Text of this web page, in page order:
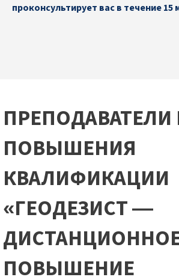
проконсультирует вас в течение 15
ПРЕПОДАВАТЕЛИ
ПОВЫШЕНИЯ
КВАЛИФИКАЦИИ
«ГЕОДЕЗИСТ —
ПОВЫШЕНИЕ